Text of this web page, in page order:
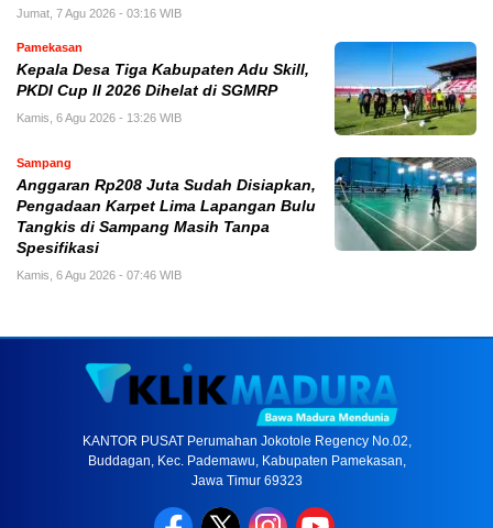
Jumat, 7 Agu 2026 - 03:16 WIB
Pamekasan
Kepala Desa Tiga Kabupaten Adu Skill,
PKDI Cup II 2026 Dihelat di SGMRP
Kamis, 6 Agu 2026 - 13:26 WIB
Sampang
Anggaran Rp208 Juta Sudah Disiapkan,
Pengadaan Karpet Lima Lapangan Bulu
Tangkis di Sampang Masih Tanpa
Spesifikasi
Kamis, 6 Agu 2026 - 07:46 WIB
KANTOR PUSAT Perumahan Jokotole Regency No.02,
Buddagan, Kec. Pademawu, Kabupaten Pamekasan,
Jawa Timur 69323